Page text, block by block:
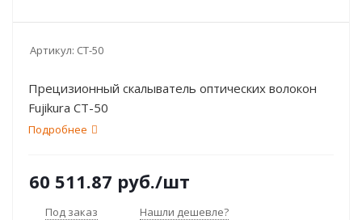
Артикул: CT-50
Прецизионный cкалыватель оптических волокон
Fujikura СТ-50
Подробнее
60 511.87 руб./шт
Под заказ Нашли дешевле?